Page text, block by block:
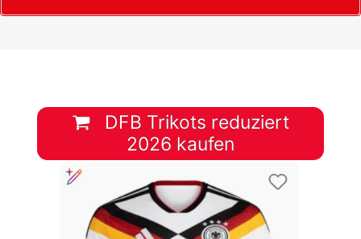
DFB Trikots reduziert
2026 kaufen